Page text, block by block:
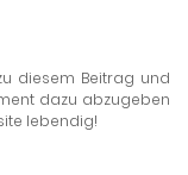
diesem Beitrag und
dazu abzugeben
lebendig!